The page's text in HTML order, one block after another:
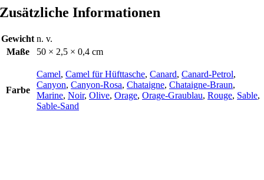
Zusätzliche Informationen
Gewicht n. v.
Maße
50 × 2,5 × 0,4 cm
Farbe
Camel,Camel für Hüfttasche,Canard,Canard-Petrol,
Canyon,Canyon-Rosa,Chataigne,Chataigne-Braun,
Marine,Noir,Olive,Orage,Orage-Graublau,Rouge, Sable,
Sable-Sand